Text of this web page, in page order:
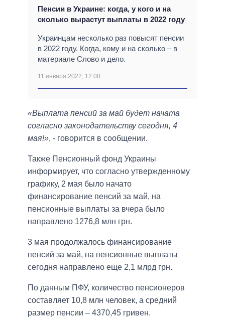
Пенсии в Украине: когда, у кого и на
сколько вырастут выплаты в 2022 году
Украинцам несколько раз повысят пенсии
в 2022 году. Когда, кому и на сколько – в
материале Слово и дело.
11 января 2022, 12:00
«Выплата пенсий за май будет начата
согласно законодательству сегодня, 4
мая!», - говорится в сообщении.
Также Пенсионный фонд Украины
информирует, что согласно утвержденному
графику, 2 мая было начато
финансирование пенсий за май, на
пенсионные выплаты за вчера было
направлено 1276,8 млн грн.
3 мая продолжалось финансирование
пенсий за май, на пенсионные выплаты
сегодня направлено еще 2,1 млрд грн.
По данным ПФУ, количество пенсионеров
составляет 10,8 млн человек, а средний
размер пенсии – 4370,45 гривен.